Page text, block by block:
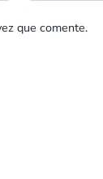
que comente.